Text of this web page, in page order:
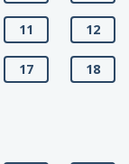
11 12
17 18